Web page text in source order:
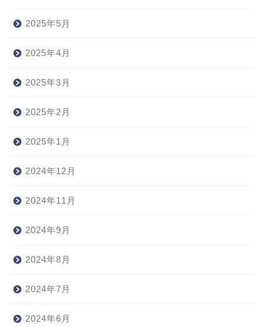
2025年5月
2025年4月
2025年3月
2025年2月
2025年1月
2024年12月
2024年11月
2024年9月
2024年8月
2024年7月
2024年6月